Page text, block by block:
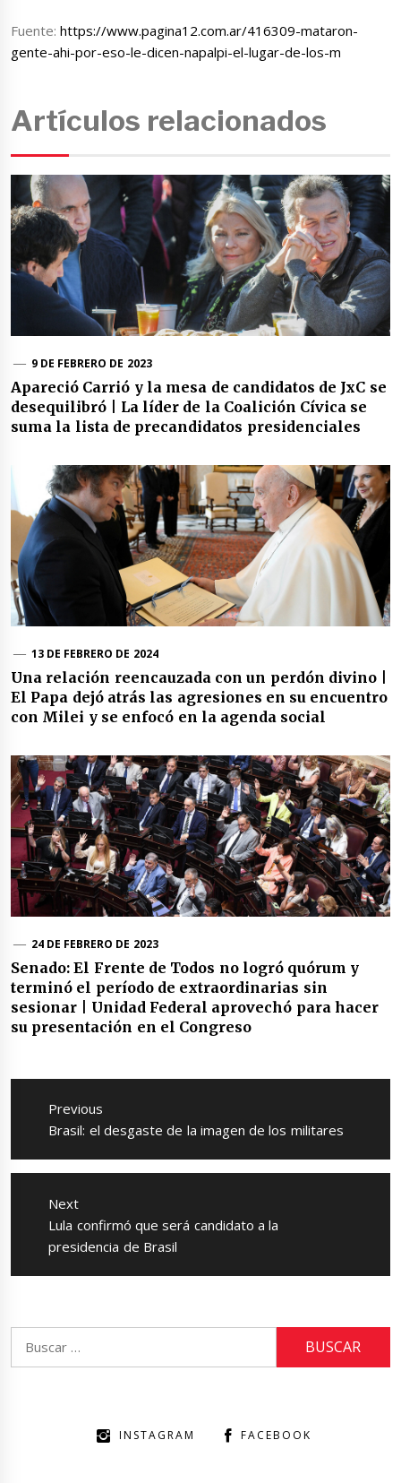
Fuente:https://www.pagina12.com.ar/416309-mataron-
gente-ahi-por-eso-le-dicen-napalpi-el-lugar-de-los-m
Artículos relacionados
9 DE FEBRERO DE 2023
Apareció Carrió y la mesa de candidatos de JxC se
desequilibró | La líder de la Coalición Cívica se
suma la lista de precandidatos presidenciales
13 DE FEBRERO DE 2024
Una relación reencauzada con un perdón divino |
El Papa dejó atrás las agresiones en su encuentro
con Milei y se enfocó en la agenda social
24 DE FEBRERO DE 2023
Senado: El Frente de Todos no logró quórum y
terminó el período de extraordinarias sin
sesionar | Unidad Federal aprovechó para hacer
su presentación en el Congreso
Navegación
entradas
Previous
Previous
Brasil: el desgaste de la imagen de los militares
Next
Next
post:
Lula confirmó que será candidato a la
presidencia de Brasil
INSTAGRAM FACEBOOK